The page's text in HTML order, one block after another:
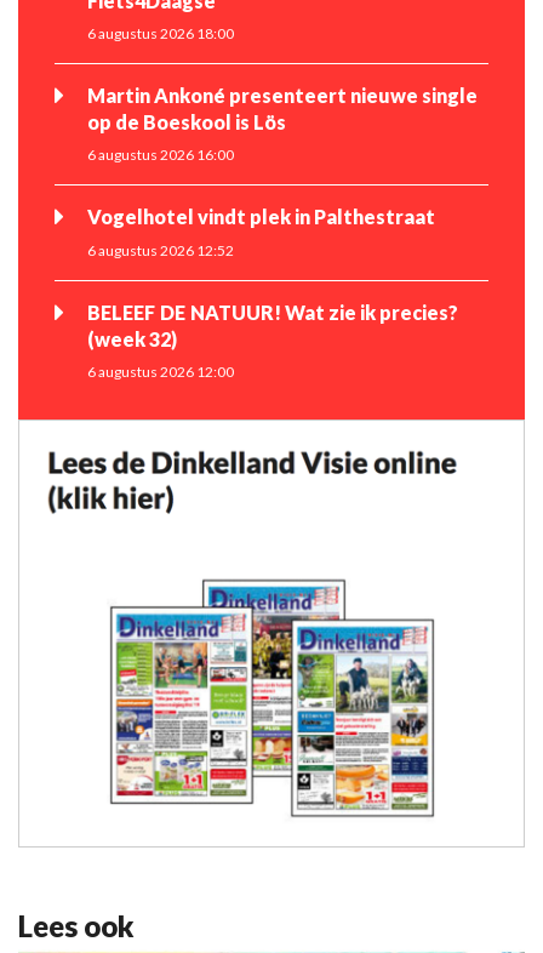
6 augustus 2026 18:00
Martin Ankoné presenteert nieuwe single
op de Boeskool is Lös
6 augustus 2026 16:00
Vogelhotel vindt plek in Palthestraat
6 augustus 2026 12:52
BELEEF DE NATUUR! Wat zie ik precies?
(week 32)
6 augustus 2026 12:00
Lees ook